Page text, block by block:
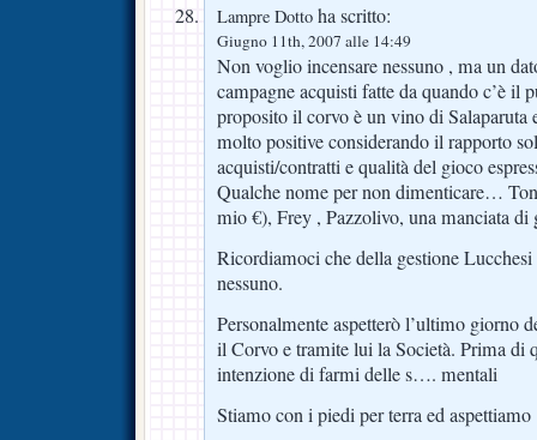
Lampre Dotto ha scritto:
Giugno 11th, 2007 alle 14:49
Non voglio incensare nessuno , ma un
campagne acquisti fatte da quando c’è il
proposito il corvo è un vino di
molto positive considerando il rapporto
acquisti/contratti e qualità del gioco
Qualche nome per non dimenticare…
mio €), Frey , Pazzolivo, una manciata di
Ricordiamoci che della gestione
nessuno.
Personalmente aspetterò l’ultimo giorno
il Corvo e tramite lui la Società. Prima di
intenzione di farmi delle s…. mentali
Stiamo con i piedi per terra ed aspettiamo